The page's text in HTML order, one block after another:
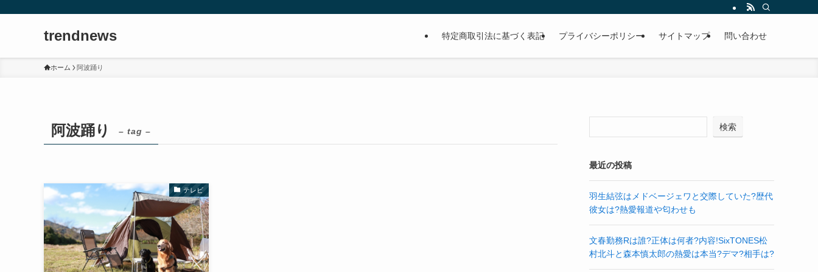
trendnews 特定商取引法に基づく表記 プライバシーポリシー サイトマップ 問い合わせ
ホーム 阿波踊り
阿波踊り – tag –
テレビ
検索
最近の投稿
羽生結弦はメドベージェワと交際していた?歴代
彼女は?熱愛報道や匂わせも
文春勤務Rは誰?正体は何者?内容!SixTONES松
村北斗と森本慎太郎の熱愛は本当?デマ?相手は?